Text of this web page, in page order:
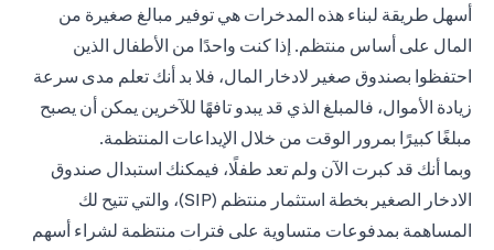
أسهل طريقة لبناء هذه المدخرات هي توفير مبالغ صغيرة من
المال على أساس منتظم. إذا كنت واحدًا من الأطفال الذين
احتفظوا بصندوق صغير لادخار المال، فلا بد أنك تعلم مدى سرعة
زيادة الأموال، فالمبلغ الذي قد يبدو تافهًا للآخرين يمكن أن يصبح
مبلغًا كبيرًا بمرور الوقت من خلال الإيداعات المنتظمة.
وبما أنك قد كبرت الآن ولم تعد طفلًا، فيمكنك استبدال صندوق
الادخار الصغير بخطة استثمار منتظم (SIP)، والتي تتيح لك
المساهمة بمدفوعات متساوية على فترات منتظمة لشراء أسهم